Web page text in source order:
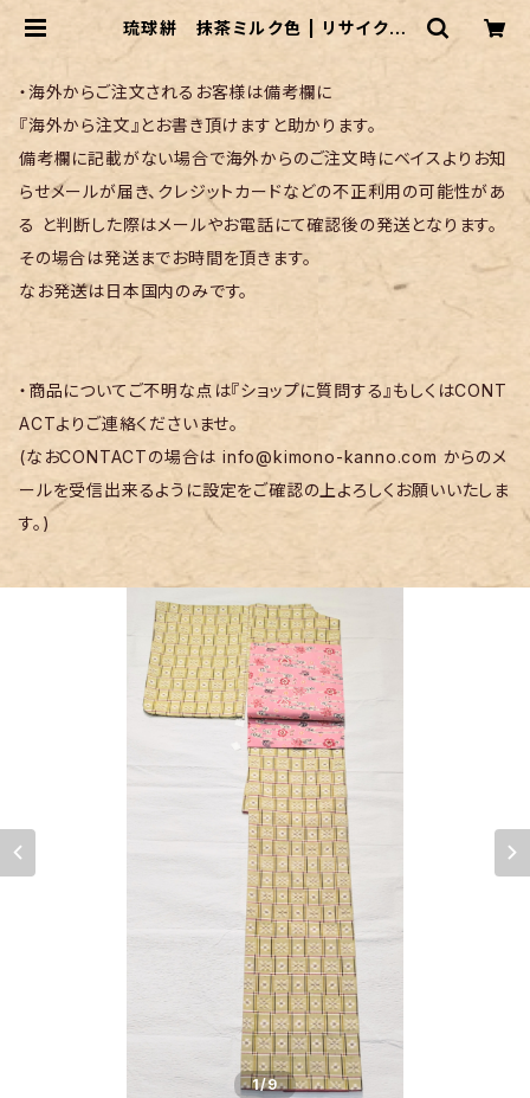
琉球絣 抹茶ミルク色 | リサイクル
・海外からご注文されるお客様は備考欄に
『海外から注文』とお書き頂けますと助かります。
備考欄に記載がない場合で海外からのご注文時にベイスよりお知
らせメールが届き、クレジットカードなどの不正利用の可能性があ
る と判断した際はメールやお電話にて確認後の発送となります。
その場合は発送までお時間を頂きます。
なお発送は日本国内のみです。
・商品についてご不明な点は『ショップに質問する』もしくはCONT
ACTよりご連絡くださいませ。
(なおCONTACTの場合はinfo@kimono-kanno.com からのメ
ールを受信出来るように設定をご確認の上よろしくお願いいたしま
す。)
1/9